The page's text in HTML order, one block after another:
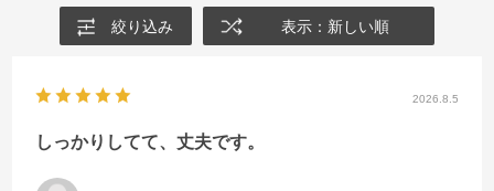
絞り込み 表示：新しい順
2026.8.5
しっかりしてて、丈夫です。